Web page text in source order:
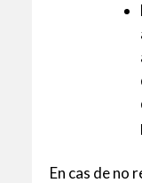
En cas de no